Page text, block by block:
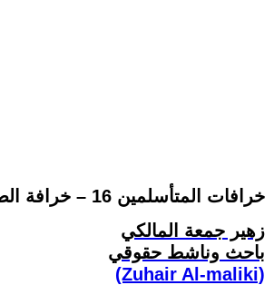
خرافات المتأسلمين 16 – خرافة الصديق
زهير جمعة المالكي
باحث وناشط حقوقي
(Zuhair Al-maliki)